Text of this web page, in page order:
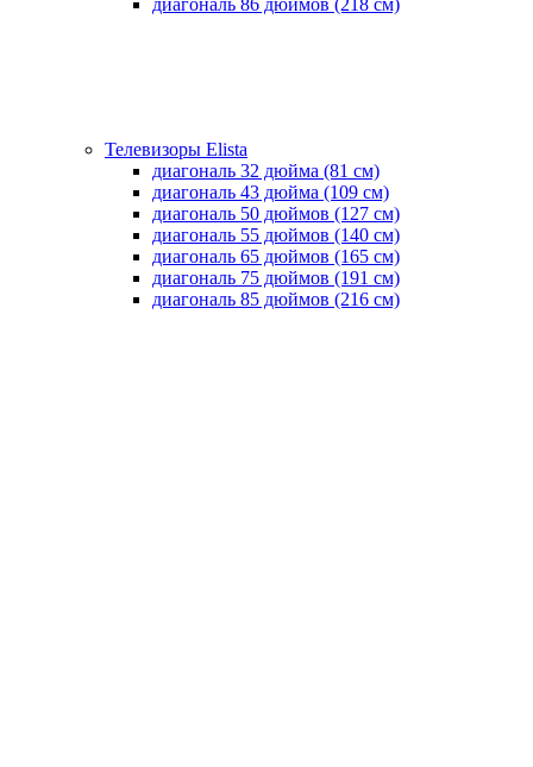
диагональ 86 дюймов (218 см)
Телевизоры Elista
диагональ 32 дюйма (81 см)
диагональ 43 дюйма (109 см)
диагональ 50 дюймов (127 см)
диагональ 55 дюймов (140 cм)
диагональ 65 дюймов (165 cм)
диагональ 75 дюймов (191 см)
диагональ 85 дюймов (216 см)